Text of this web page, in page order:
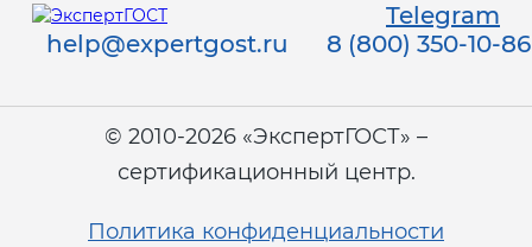
Telegram
help@expertgost.ru
8 (800) 350-10-86
© 2010-2026 «ЭкспертГОСТ» –
сертификационный центр.
Политика конфиденциальности